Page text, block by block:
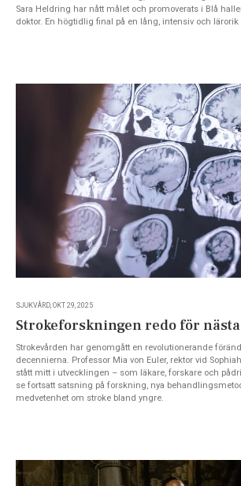
Sara Heldring har nått målet och promoverats i Blå
doktor. En högtidlig final på en lång, intensiv och lärorik
SJUKVÅRD, OKT 29, 2025
Strokeforskningen redo för
Strokevården har genomgått en revolutionerande
decennierna. Professor Mia von Euler, rektor vid
stått mitt i utvecklingen – som läkare, forskare och
se fortsatt satsning på forskning, nya
medvetenhet om stroke bland yngre.